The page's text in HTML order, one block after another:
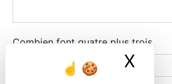
X
Combien font quatre plus trois